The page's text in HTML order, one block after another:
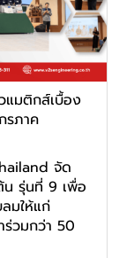
แมติกส์เบื้อง
ภาค
จัด
น รุ่นที่ 9 เพื่อ
มให้แก่
ร่วมกว่า 50